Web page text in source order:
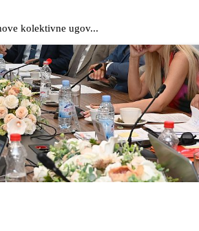
kolektivne ugov...